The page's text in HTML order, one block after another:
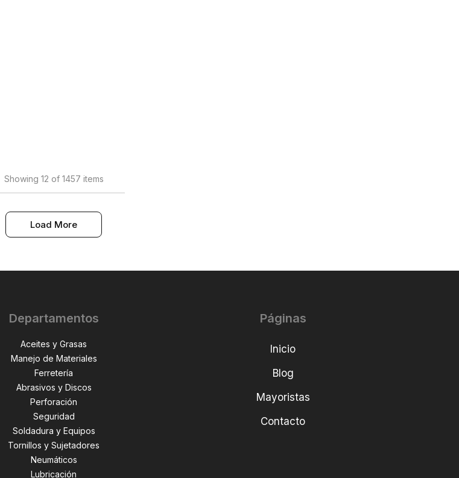
Showing 12 of 1457 items
Load More
Departamentos
Aceites y Grasas
Manejo de Materiales
Ferretería
Abrasivos y Discos
Perforación
Seguridad
Soldadura y Equipos
Tornillos y Sujetadores
Neumáticos
Lubricación
Páginas
Inicio
Blog
Mayoristas
Contacto